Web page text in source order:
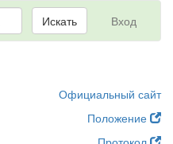
Вход
Искать
Официальный сайт
Положение